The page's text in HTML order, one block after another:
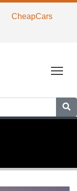
CheapCars